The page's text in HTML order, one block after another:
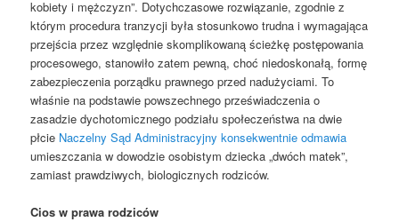
kobiety i mężczyzn”. Dotychczasowe rozwiązanie, zgodnie z
którym procedura tranzycji była stosunkowo trudna i wymagająca
przejścia przez względnie skomplikowaną ścieżkę postępowania
procesowego, stanowiło zatem pewną, choć niedoskonałą, formę
zabezpieczenia porządku prawnego przed nadużyciami. To
właśnie na podstawie powszechnego przeświadczenia o
zasadzie dychotomicznego podziału społeczeństwa na dwie
płcie Naczelny Sąd Administracyjny konsekwentnie odmawia
umieszczania w dowodzie osobistym dziecka „dwóch matek”,
zamiast prawdziwych, biologicznych rodziców.
Cios w prawa rodziców